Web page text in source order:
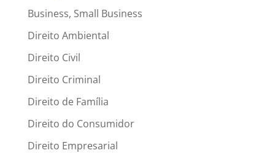
Business, Small Business
Direito Ambiental
Direito Civil
Direito Criminal
Direito de Família
Direito do Consumidor
Direito Empresarial